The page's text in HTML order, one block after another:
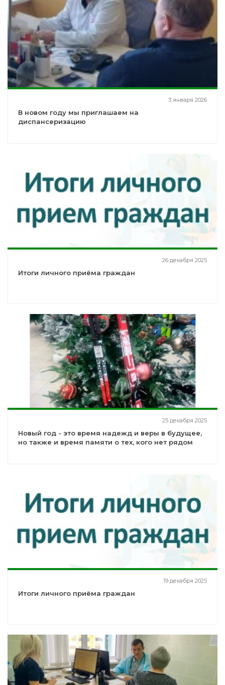
3 января 2026
В новом году мы приглашаем на
диспансеризацию
26 декабря 2025
Итоги личного приёма граждан
25 декабря 2025
Новый год - это время надежд и веры в будущее,
но также и время памяти о тех, кого нет рядом
19 декабря 2025
Итоги личного приёма граждан